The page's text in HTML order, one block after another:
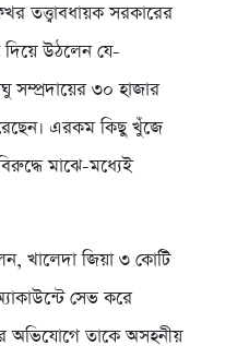
তত্ত্বাবধায়ক সরকারের
দিয়ে উঠলেন যে-
সম্প্রদায়ের ৩০ হাজার
এরকম কিছু খুঁজে
মাঝে-মধ্যেই
খালেদা জিয়া ৩ কোটি
সেভ করে
অভিযোগে তাকে অসহনীয়